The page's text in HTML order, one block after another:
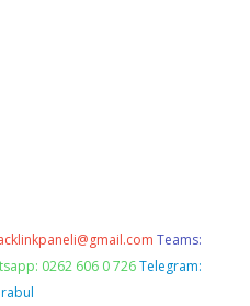
Teams:
0262 606 0 726 Telegram: